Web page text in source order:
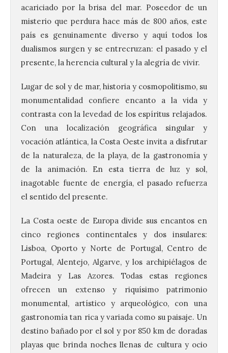
acariciado por la brisa del mar. Poseedor de un
misterio que perdura hace más de 800 años, este
país es genuinamente diverso y aquí todos los
dualismos surgen y se entrecruzan: el pasado y el
presente, la herencia cultural y la alegría de vivir.
Lugar de sol y de mar, historia y cosmopolitismo, su
monumentalidad confiere encanto a la vida y
contrasta con la levedad de los espíritus relajados.
Con una localización geográfica singular y
vocación atlántica, la Costa Oeste invita a disfrutar
de la naturaleza, de la playa, de la gastronomía y
de la animación. En esta tierra de luz y sol,
inagotable fuente de energía, el pasado refuerza
el sentido del presente.
La Costa oeste de Europa divide sus encantos en
cinco regiones continentales y dos insulares:
Lisboa, Oporto y Norte de Portugal, Centro de
Portugal, Alentejo, Algarve, y los archipiélagos de
Madeira y Las Azores. Todas estas regiones
ofrecen un extenso y riquísimo patrimonio
monumental, artístico y arqueológico, con una
gastronomía tan rica y variada como su paisaje. Un
destino bañado por el sol y por 850 km de doradas
playas que brinda noches llenas de cultura y ocio
La decimoctava fotografía
de León de…viaje nos llega
desde la sede del
Parlamento Europeo en
Estrasburgo.
7 Ago 2026
Nueva edición de León